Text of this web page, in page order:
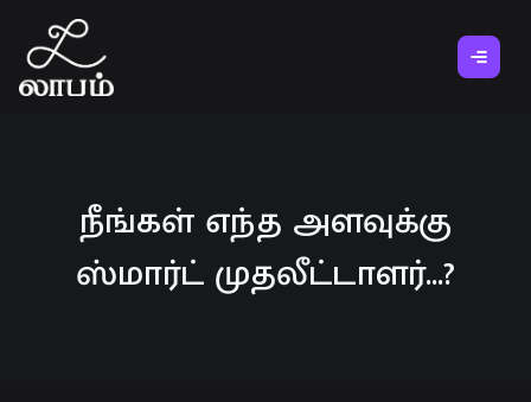
நீங்கள் எந்த அளவுக்கு
ஸ்மார்ட் முதலீட்டாளர்...?